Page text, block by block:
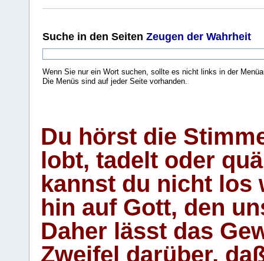
Suche in den Seiten Zeugen der Wahrheit
Wenn Sie nur ein Wort suchen, sollte es nicht links in der
Die Menüs sind auf jeder Seite vorhanden..
Du hörst die
lobt, tadelt oder
kannst du nicht los
hin auf Gott, den
Daher lässt das
Zweifel darüber,